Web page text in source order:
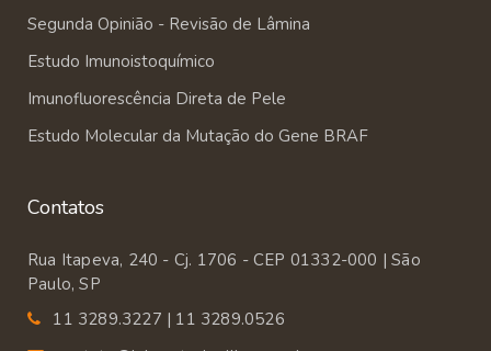
Segunda Opinião - Revisão de Lâmina
Estudo Imunoistoquímico
Imunofluorescência Direta de Pele
Estudo Molecular da Mutação do Gene BRAF
Contatos
Rua Itapeva, 240 - Cj. 1706 - CEP 01332-000 | São
Paulo, SP
11 3289.3227 | 11 3289.0526